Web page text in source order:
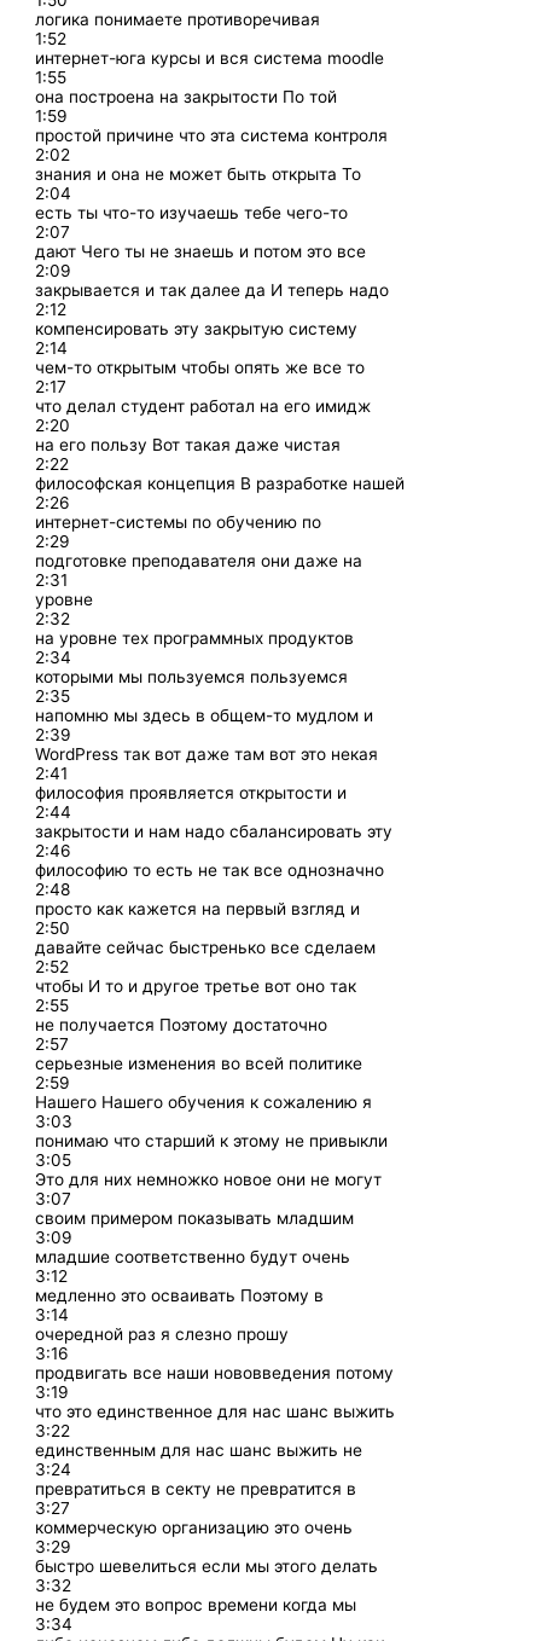
логика понимаете противоречивая
1:52
интернет-юга курсы и вся система moodle
1:55
она построена на закрытости По той
1:59
простой причине что эта система контроля
2:02
знания и она не может быть открыта То
2:04
есть ты что-то изучаешь тебе чего-то
2:07
дают Чего ты не знаешь и потом это все
2:09
закрывается и так далее да И теперь надо
2:12
компенсировать эту закрытую систему
2:14
чем-то открытым чтобы опять же все то
2:17
что делал студент работал на его имидж
2:20
на его пользу Вот такая даже чистая
2:22
философская концепция В разработке нашей
2:26
интернет-системы по обучению по
2:29
подготовке преподавателя они даже на
2:31
уровне
2:32
на уровне тех программных продуктов
2:34
которыми мы пользуемся пользуемся
2:35
напомню мы здесь в общем-то мудлом и
2:39
WordPress так вот даже там вот это некая
2:41
философия проявляется открытости и
2:44
закрытости и нам надо сбалансировать эту
2:46
философию то есть не так все однозначно
2:48
просто как кажется на первый взгляд и
2:50
давайте сейчас быстренько все сделаем
2:52
чтобы И то и другое третье вот оно так
2:55
не получается Поэтому достаточно
2:57
серьезные изменения во всей политике
2:59
Нашего Нашего обучения к сожалению я
3:03
понимаю что старший к этому не привыкли
3:05
Это для них немножко новое они не могут
3:07
своим примером показывать младшим
3:09
младшие соответственно будут очень
3:12
медленно это осваивать Поэтому в
3:14
очередной раз я слезно прошу
3:16
продвигать все наши нововведения потому
3:19
что это единственное для нас шанс выжить
3:22
единственным для нас шанс выжить не
3:24
превратиться в секту не превратится в
3:27
коммерческую организацию это очень
3:29
быстро шевелиться если мы этого делать
3:32
не будем это вопрос времени когда мы
3:34